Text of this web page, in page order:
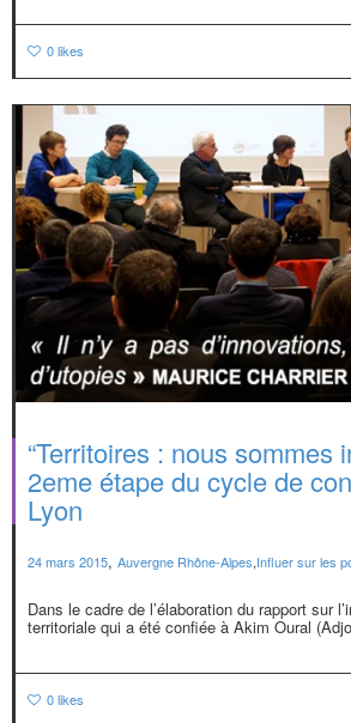
0likes
“Territoires : nous sommes
2eme étape du cycle de
Lyon
24 mars 2015, Auvergne Rhône-Alpes,Influer sur les
Dans le cadre de l’élaboration du rapport sur
territoriale qui a été confiée à Akim Oural
0likes